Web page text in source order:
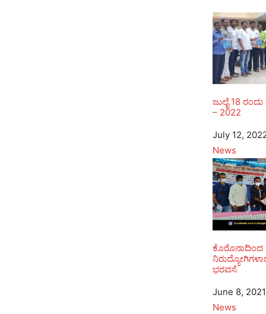
ಜುಲೈ 18
– 2022
Date
July 12,
In relation to
News
ಕೊರೊನಾದಿಂದ
ಭರವಸೆ
Date
June 8, 2021
In relation to
News